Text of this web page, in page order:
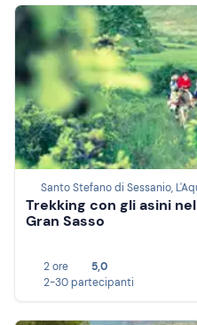
Santo Stefano di Sessanio,
Trekking con gli asini
Gran Sasso
2 ore
5,0
2-30 partecipanti